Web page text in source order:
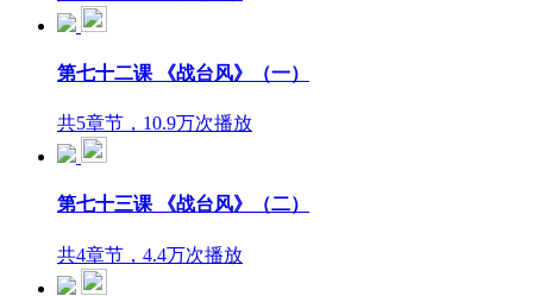
第七十二课 《战台风》（一）
共5章节，10.9万次播放
第七十三课 《战台风》（二）
共4章节，4.4万次播放